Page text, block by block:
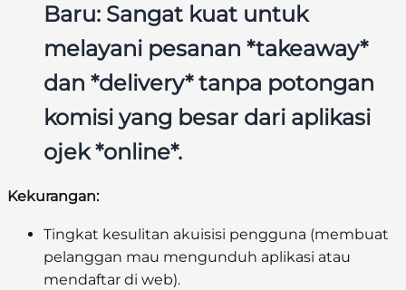
Baru: Sangat kuat untuk
melayani pesanan *takeaway*
dan *delivery* tanpa potongan
komisi yang besar dari aplikasi
ojek *online*.
Kekurangan:
Tingkat kesulitan akuisisi pengguna (membuat
pelanggan mau mengunduh aplikasi atau
mendaftar di web).